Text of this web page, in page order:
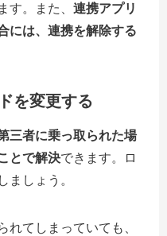
す。また、 連携アプリ
には、連携を解除する
を変更する
三者に乗っ取られた場
とで解決できます。ロ
ましょう。
てしまっていても、